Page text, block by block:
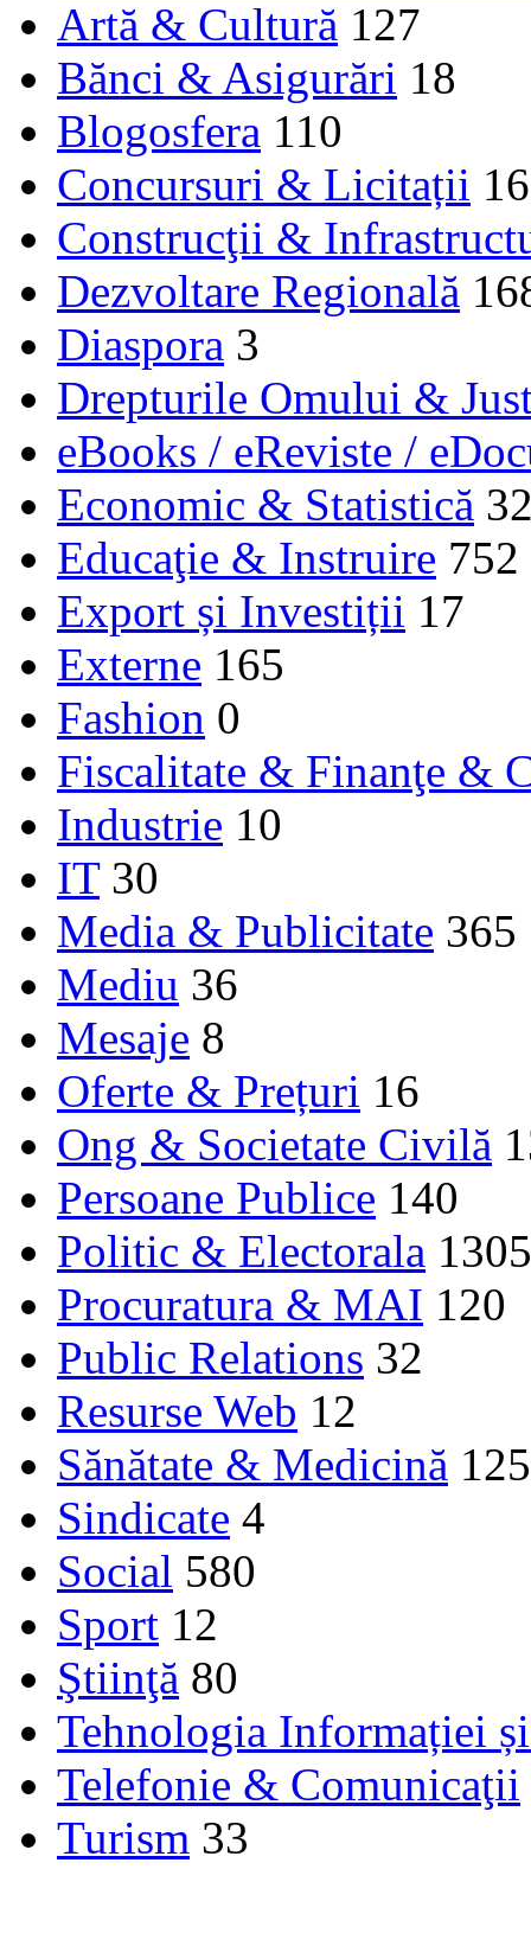
Artă & Cultură 127
Bănci & Asigurări 18
Blogosfera 110
Concursuri & Licitații 16
Construcţii &
Dezvoltare Regională
Diaspora 3
Drepturile Omului &
eBooks / eReviste /
Economic & Statistică
Educaţie & Instruire 752
Export și Investiții 17
Externe 165
Fashion 0
Fiscalitate & Finanţe &
Industrie 10
IT 30
Media & Publicitate 365
Mediu 36
Mesaje 8
Oferte & Prețuri 16
Ong & Societate Civilă
Persoane Publice 140
Politic & Electorala 1305
Procuratura & MAI 120
Public Relations 32
Resurse Web 12
Sănătate & Medicină 125
Sindicate 4
Social 580
Sport 12
Ştiinţă 80
Tehnologia Informației
Telefonie & Comunicaţii
Turism 33